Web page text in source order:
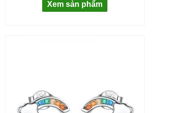
Xem sản phẩm